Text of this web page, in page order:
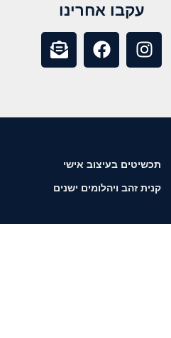
עקבו אחרינו
תכשיטים בעיצוב אישי
קנית זהב ויהלומים ישנים